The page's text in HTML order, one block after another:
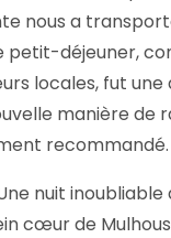
nous a
petit-déjeuner,
locales, fut
manière de
recommandé.
nuit
cœur de